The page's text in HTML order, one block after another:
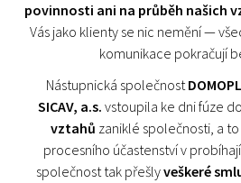
povinnosti ani na průběh našich
Vás jako klienty se nic nemění —
komunikace pokračují
Nástupnická společnost
SICAV, a.s. vstoupila ke dni fúze do
vztahů zaniklé společnosti, a
procesního účastenství v
společnost tak přešlyveškeré